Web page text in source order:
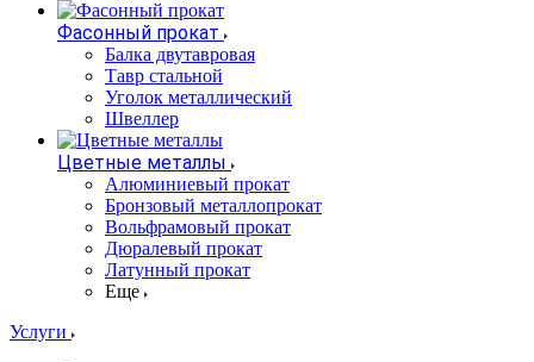
Фасонный прокат
Балка двутавровая
Тавр стальной
Уголок металлический
Швеллер
Цветные металлы
Алюминиевый прокат
Бронзовый металлопрокат
Вольфрамовый прокат
Дюралевый прокат
Латунный прокат
Еще
Услуги